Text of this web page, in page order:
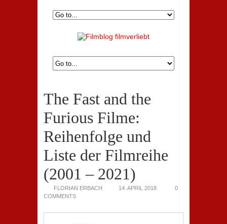
The Fast and the
Furious Filme:
Reihenfolge und
Liste der Filmreihe
(2001 – 2021)
FLORIAN ERBACH 14. APRIL 2018
0
COMMENTS